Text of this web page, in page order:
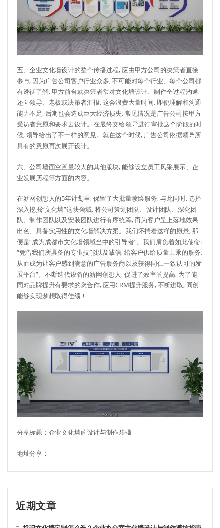
五、企业文化墙设计的整个传播过程, 应由甲方公司的决策者直接
参与, 因为广告公司客户行业众多, 不可能对每个行业、每个公司都
有透彻了解, 甲方前台或决策者常对文化墙设计、制作全过程沟通,
还向领导、老板或决策者汇报, 这会浪费大量时间, 即便理解和沟通
能力不足, 后期也会造成巨大经济损失, 常见情况是广告公司按甲方
受访者意愿和要求去设计。在最终交给领导进行审批这个阶段的时
候, 领导给出了不一样的意见。就在这个时候, 广告公司依据领导所
具有的意愿再次展开设计。
六、公司墙面空置量较大的其他版块, 能够设立员工风采展示、企
业发展历程等方面的内容。
在新网创想人的5年计划里, 保留了大批量喷绘服务, 与此同时, 选择
深入挖掘“文化墙”这块领域, 将公司策划团队、设计团队、深化团
队、制作团队以及安装团队进行有序统筹, 而为客户呈上落地效果
出色、具备实用性的文化墙解决方案。我们怀揣着这样的愿景, 那
便是“成为成都市文化墙领域当中的引导者”。我们肩负着如此使命:
“凭借我们所具备的专业技能以及诚信, 给客户供给质量上乘的服务,
从而成为让客户感到满意的广告服务商以及获得同仁一致认可的发
展平台”。不断迭代设备的新网创想人, 促进了效率的提高, 为了能
同对品牌提升有要求的您合作, 应用CRM提升服务, 不断进取, 同创
能够实现梦想取得佳绩！
分享标题：企业文化墙的设计与制作步骤
地址分享：
近期文章